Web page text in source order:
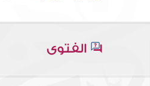
الفتوى